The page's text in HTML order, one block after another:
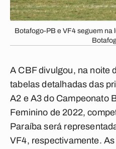
Botafogo-PB e VF4 seguem na
A CBF divulgou, na noite
tabelas detalhadas das
A2 e A3 do Campeonato
Feminino de 2022,
Paraíba será
VF4, respectivamente.